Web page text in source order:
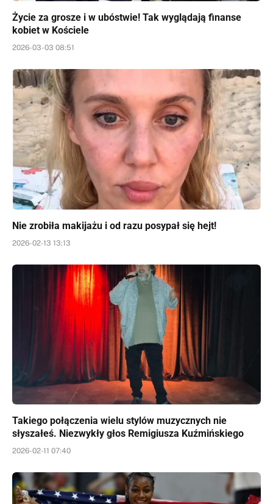
Życie za grosze i w ubóstwie! Tak wyglądają finanse
kobiet w Kościele
2026-03-03 08:51
Nie zrobiła makijażu i od razu posypał się hejt!
2026-02-13 13:13
Takiego połączenia wielu stylów muzycznych nie
słyszałeś. Niezwykły głos Remigiusza Kuźmińskiego
2026-02-11 07:40